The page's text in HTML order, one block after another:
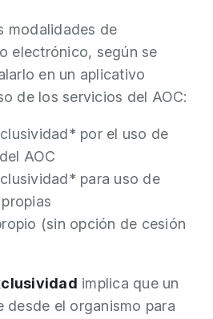
modalidades de
electrónico, según se
en un aplicativo
de los servicios del AOC:
por el uso de
AOC
para uso de
(sin opción de cesión
implica que un
desde el organismo para